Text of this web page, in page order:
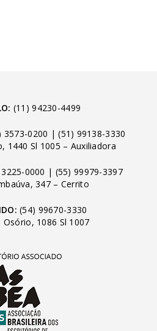
(11) 94230-4499
3573-0200 |(51) 99138-3330
1440 Sl 1005 – Auxiliadora
0000 | (55) 99979-3397
347 – Cerrito
(54) 99670-3330
Osório, 1086 Sl 1007